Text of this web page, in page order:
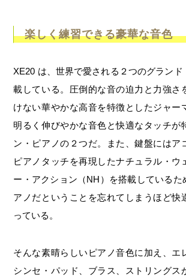
楽しく練習できる豪華な音色
XE20 は、世界で愛される２つのグラン
載している。圧倒的な音の迫力と力強さ
けない華やかな高音を特徴としたジャー
明るく伸びやかな音色と快適なタッチが
ン・ピアノの２つだ。また、鍵盤にはア
ピアノタッチを再現したナチュラル・ウ
ー・アクション（NH）を搭載しているた
アノだということを忘れてしまうほど快
っている。
そんな素晴らしいピアノ音色に加え、エ
シンセ・パッド、ブラス、ストリングス